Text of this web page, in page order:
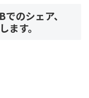
のシェア、
す。